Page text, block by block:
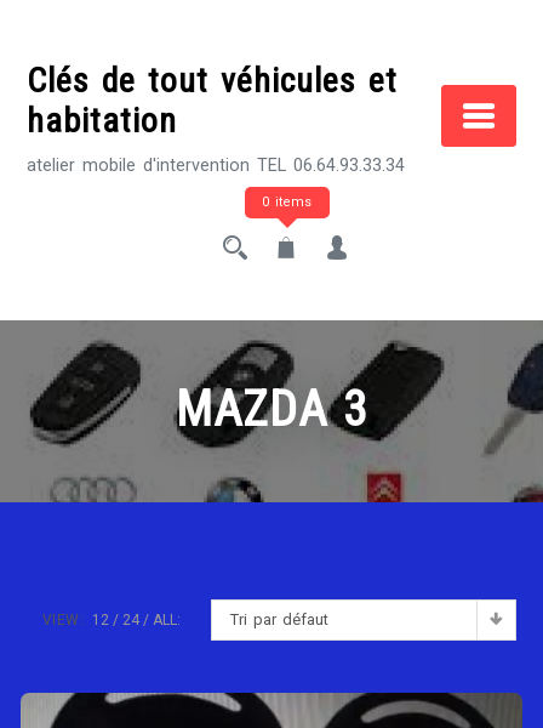
contentClés de tout véhicules et
habitation
atelier mobile d'intervention TEL 06.64.93.33.34
0 items
MAZDA 3
Tri par défaut
VIEW: 12 24 ALL: